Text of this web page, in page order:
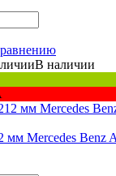
В наличии
мм Mercedes Benz